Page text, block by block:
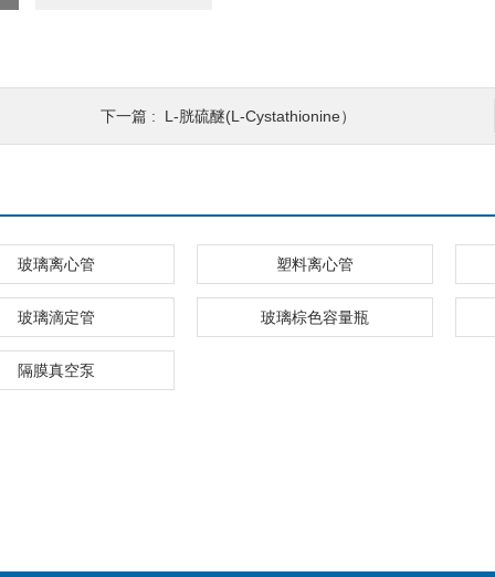
下一篇 : L-胱硫醚(L-Cystathionine）
玻璃离心管 塑料离心管
玻璃滴定管 玻璃棕色容量瓶
隔膜真空泵